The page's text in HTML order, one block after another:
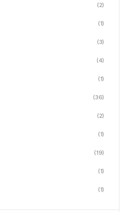
(2)
(1)
(3)
(4)
(1)
(36)
(2)
(1)
(19)
(1)
(1)